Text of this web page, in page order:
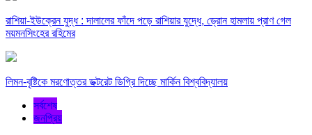
রাশিয়া-ইউক্রেন যুদ্ধ : দালালের ফাঁদে পড়ে রাশিয়ার যুদ্ধে, ড্রোন হামলায় প্রাণ গেল
ময়মনসিংহের রহিমের
লিমন-বৃষ্টিকে মরণোত্তর ডক্টরেট ডিগ্রি দিচ্ছে মার্কিন বিশ্ববিদ্যালয়
সর্বশেষ
জনপ্রিয়